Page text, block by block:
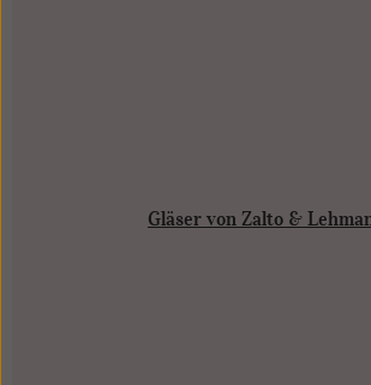
Gläser von Zalto &